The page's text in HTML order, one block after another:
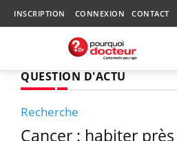
INSCRIPTION CONNEXION CONTACT
QUESTION D'ACTU
Recherche
Cancer : habiter